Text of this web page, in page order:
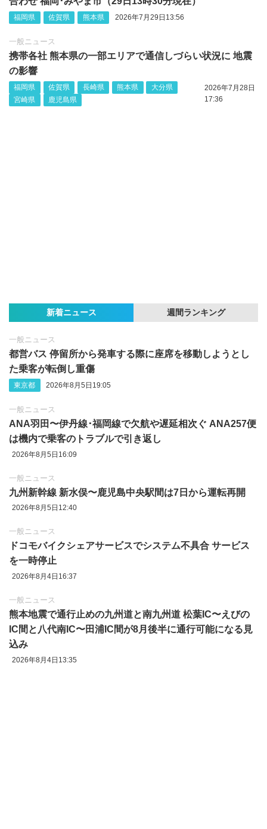
福岡県 佐賀県 熊本県 2026年7月29日13:56
一般ニュース
携帯各社 熊本県の一部エリアで通信しづらい状況に 地震
の影響
福岡県 佐賀県 長崎県 熊本県
大分県
宮崎県
鹿児島県
2026年7月28日
17:36
新着ニュース 週間ランキング
一般ニュース
都営バス 停留所から発車する際に座席を移動しようとし
た乗客が転倒し重傷
東京都 2026年8月5日19:05
一般ニュース
ANA羽田〜伊丹線･福岡線で欠航や遅延相次ぐ ANA257便
は機内で乗客のトラブルで引き返し
2026年8月5日16:09
一般ニュース
九州新幹線 新水俣〜鹿児島中央駅間は7日から運転再開
2026年8月5日12:40
一般ニュース
ドコモバイクシェアサービスでシステム不具合 サービス
を一時停止
2026年8月4日16:37
一般ニュース
熊本地震で通行止めの九州道と南九州道 松葉IC〜えびの
IC間と八代南IC〜田浦IC間が8月後半に通行可能になる見
込み
2026年8月4日13:35